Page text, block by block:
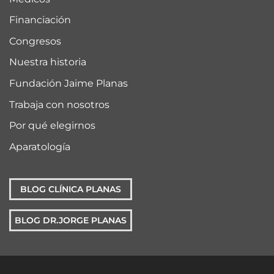
Financiación
Congresos
Nuestra historia
Fundación Jaime Planas
Trabaja con nosotros
Por qué elegirnos
Aparatología
BLOG CLÍNICA PLANAS
BLOG DR.JORGE PLANAS